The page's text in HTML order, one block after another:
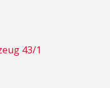
43/1